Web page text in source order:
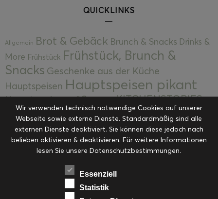
QUICKLINKS
Allgemein Brot & Gebäck Brunch & Snacks Drinks &
More Frühstück Frühstück, Brunch &
Snacks Geschenke aus der Küche
Hauptspeisen Hauptspeisen pikant
Hauptspeisen süßKekseKITCHENSTORIES
Kuchen, Torten & Desserts Kuchen und
Desserts Kulinarik Kulinarische Mitbringsel &
Eingemachtes Ohne Kategorie Ostern Resteküche
RezepteSaisonalSliderStartseite
Suppen, Salate & Vorspeisen
Vorspeisen, Salate & Suppen
Wir verwenden technisch notwendige Cookies auf unserer
Webseite sowie externe Dienste. Standardmäßig sind alle
externen Dienste deaktiviert. Sie können diese jedoch nach
belieben aktivieren & deaktivieren. Für weitere Informationen
lesen Sie unsere Datenschutzbestimmungen.
Essenziell
Statistik